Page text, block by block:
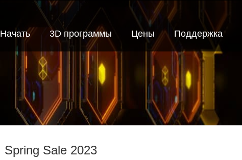
Начать 3D программы Цены Поддержка
Spring Sale 2023